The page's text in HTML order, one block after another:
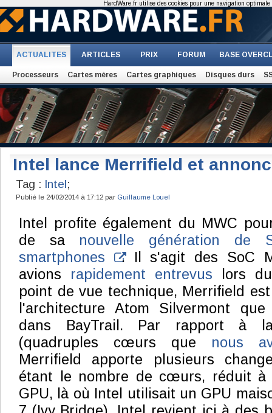
ACTUALITES ARTICLES PRIX FORUM BASE
Processeurs Cartes mères Cartes graphiques Disques durs
Intel lance Merrifield et
Tag : Intel;
Publié le 24/02/2014 à 17:12 par Guillaume Louel
Intel profite également du MWC
de sa nouvelle génération de
smartphones
. Il s'agit des SoC
avions rapidement entrevus lors
point de vue technique, Merrifield
l'architecture Atom Silvermont
dans BayTrail. Par rapport à
(quadruples cœurs que nous
Merrifield apporte plusieurs
étant le nombre de cœurs, réduit à
GPU, là où Intel utilisait un GPU
HardWare.fr utilise des cookies pour une navigation